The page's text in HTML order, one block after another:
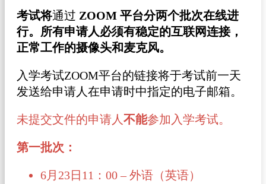
考试将通过 ZOOM 平台分两个批次在线进
行。所有申请人必须有稳定的互联网连接，
正常工作的摄像头和麦克风。
入学考试ZOOM平台的链接将于考试前一天
发送给申请人在申请时中指定的电子邮箱。
未提交文件的申请人不能参加入学考试。
第一批次：
6月23日11：00 – 外语（英语）